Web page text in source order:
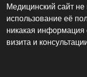
Медицинский сайт не
использование её
никакая информация
визита и